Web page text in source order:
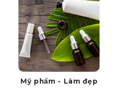
Mỹ phẩm - Làm đẹp